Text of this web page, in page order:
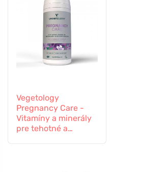
Vegetology
Pregnancy Care -
Vitamíny a minerály
pre tehotné a